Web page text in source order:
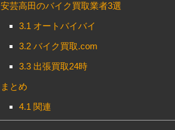
安芸高田のバイク買取業者3選
3.1オートバイバイ
3.2バイク買取.com
3.3出張買取24時
まとめ
4.1関連